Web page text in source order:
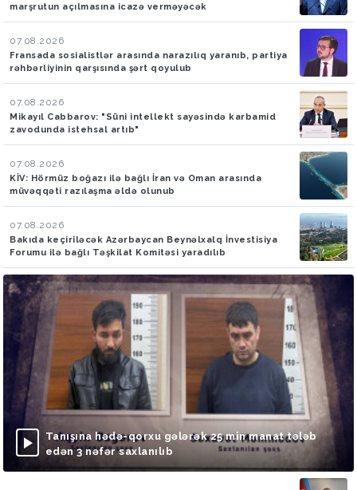
marşrutun açılmasına icazə verməyəcək
07.08.2026
Fransada sosialistlər arasında narazılıq yaranıb, partiya
rəhbərliyinin qarşısında şərt qoyulub
07.08.2026
Mikayıl Cabbarov: "Süni intellekt sayəsində karbamid
zavodunda istehsal artıb"
07.08.2026
KİV: Hörmüz boğazı ilə bağlı İran və Oman arasında
müvəqqəti razılaşma əldə olunub
07.08.2026
Bakıda keçiriləcək Azərbaycan Beynəlxalq İnvestisiya
Forumu ilə bağlı Təşkilat Komitəsi yaradılıb
Tanışına hədə-qorxu gələrək 25 min manat tələb
edən 3 nəfər saxlanılıb